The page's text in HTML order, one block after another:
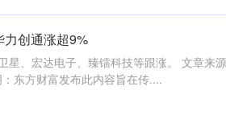
创通涨超9%
、宏达电子、臻镭科技等跟涨。 文章来源
东方财富发布此内容旨在传....